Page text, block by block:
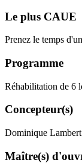
Le plus CAUE
Prenez le temps
Programme
Réhabilitation de 6
Concepteur(s)
Dominique
Maître(s)